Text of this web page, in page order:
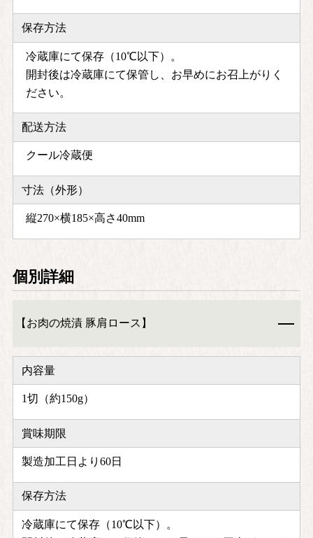
保存方法
冷蔵庫にて保存（10℃以下）。
開封後は冷蔵庫にて保管し、お早めにお召上がりく
ださい。
配送方法
クール冷蔵便
寸法（外形）
縦270×横185×高さ40mm
個別詳細
【お肉の焼漬 豚肩ロース】
内容量
1切（約150g）
賞味期限
製造加工日より60日
保存方法
冷蔵庫にて保存（10℃以下）。